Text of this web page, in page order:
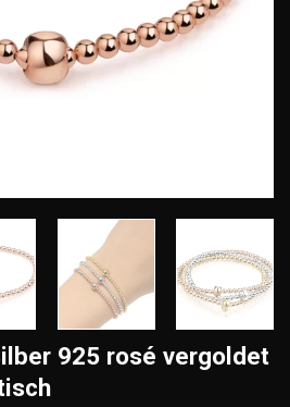
925 rosé vergoldet